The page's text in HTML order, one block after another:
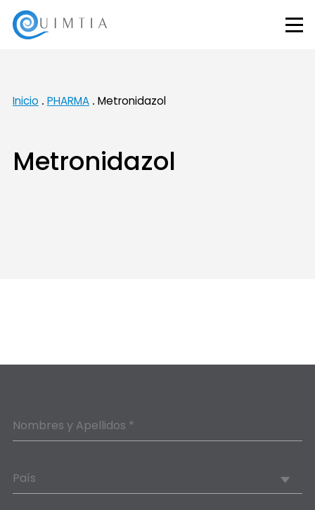
Inicio PHARMA Metronidazol
Metronidazol
Nombres y Apellidos *
País